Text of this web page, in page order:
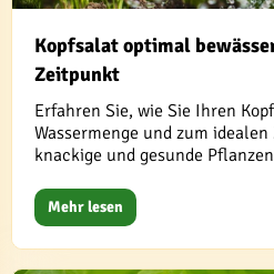
Kopfsalat optimal
Zeitpunkt
Erfahren Sie, wie Sie Ihren
Wassermenge und zum
knackige und gesunde
Mehr lesen